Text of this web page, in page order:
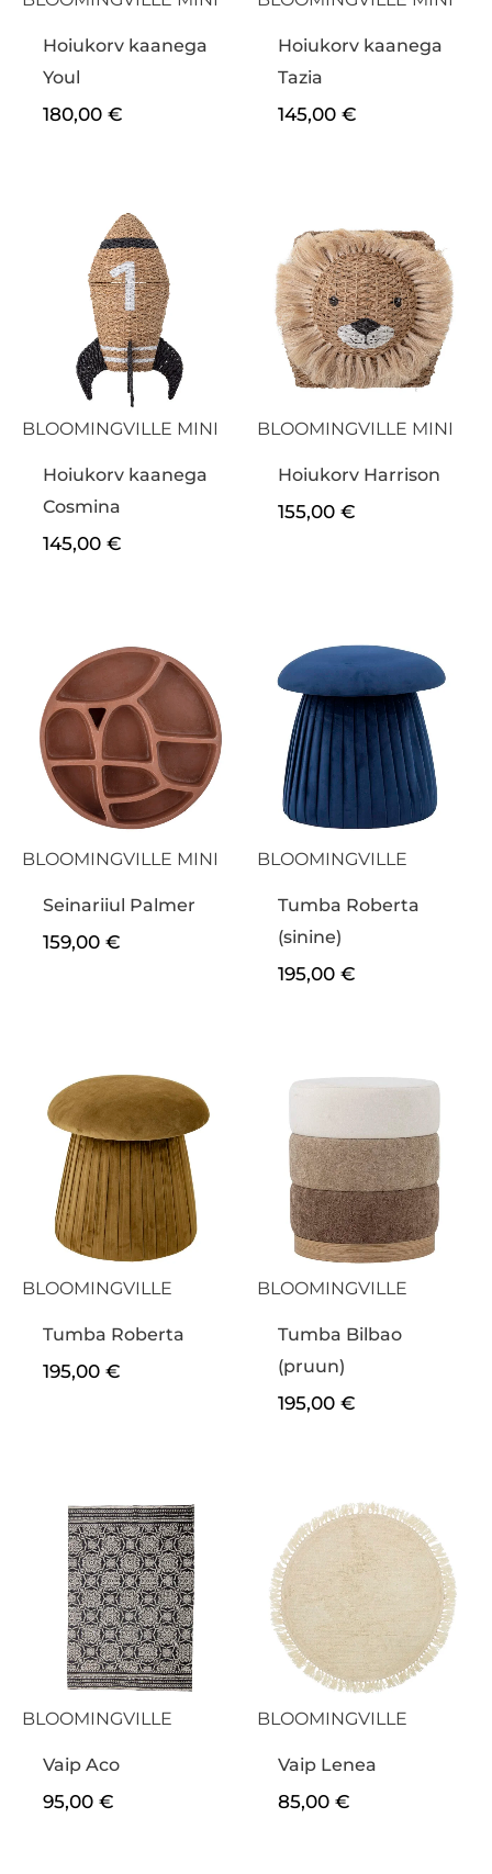
Hoiukorv kaanega
Youl
180,00€
Hoiukorv kaanega
Tazia
145,00€
BLOOMINGVILLE MINI
Hoiukorv kaanega
Cosmina
145,00€
BLOOMINGVILLE MINI
Hoiukorv Harrison
155,00€
BLOOMINGVILLE MINI
Seinariiul Palmer
159,00€
BLOOMINGVILLE
Tumba Roberta
(sinine)
195,00€
BLOOMINGVILLE
Tumba Roberta
195,00€
BLOOMINGVILLE
Tumba Bilbao
(pruun)
195,00€
BLOOMINGVILLE
Vaip Aco
95,00€
BLOOMINGVILLE
Vaip Lenea
85,00€